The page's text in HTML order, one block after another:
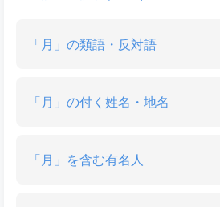
「月」の類語・反対語
「月」の付く姓名・地名
「月」を含む有名人